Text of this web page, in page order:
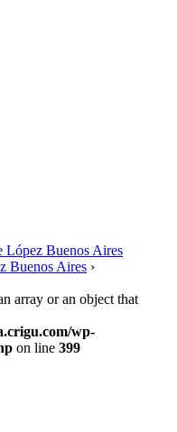
Buenos Aires
Buenos Aires ›
array or an object that
wp-
on line 399